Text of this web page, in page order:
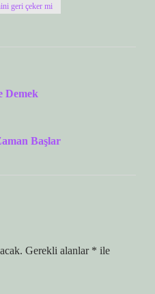
geri çeker mi
Demek
Başlar
Gerekli alanlar * ile